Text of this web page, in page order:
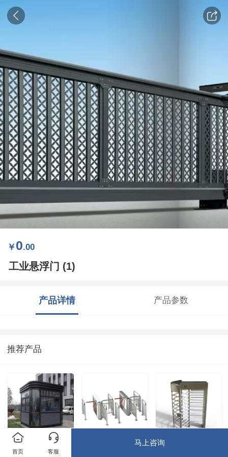
￥ 0.00
工业悬浮门 (1)
产品详情 产品参数
推荐产品
岗亭 (5)
首页 客服
马上咨询